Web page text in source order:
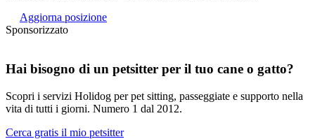
Aggiorna posizione
Sponsorizzato
Hai bisogno di un petsitter per il tuo cane o gatto?
Scopri i servizi Holidog per pet sitting, passeggiate e supporto nella
vita di tutti i giorni. Numero 1 dal 2012.
Cerca gratis il mio petsitter